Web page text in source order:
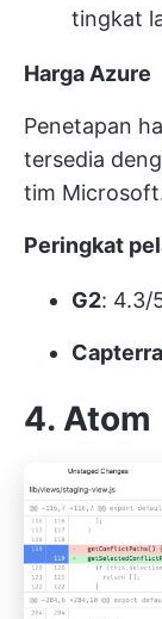
tingkat
Harga Azure
Penetapan
tersedia
tim
Peringkat
G2: 4.3/
Capterra
4. Atom